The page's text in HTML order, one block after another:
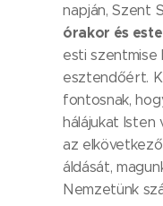
napján, Szent
órakor és
esti szentmise
esztendőért.
fontosnak,
hálájukat
az
áldását,
Nemzetünk